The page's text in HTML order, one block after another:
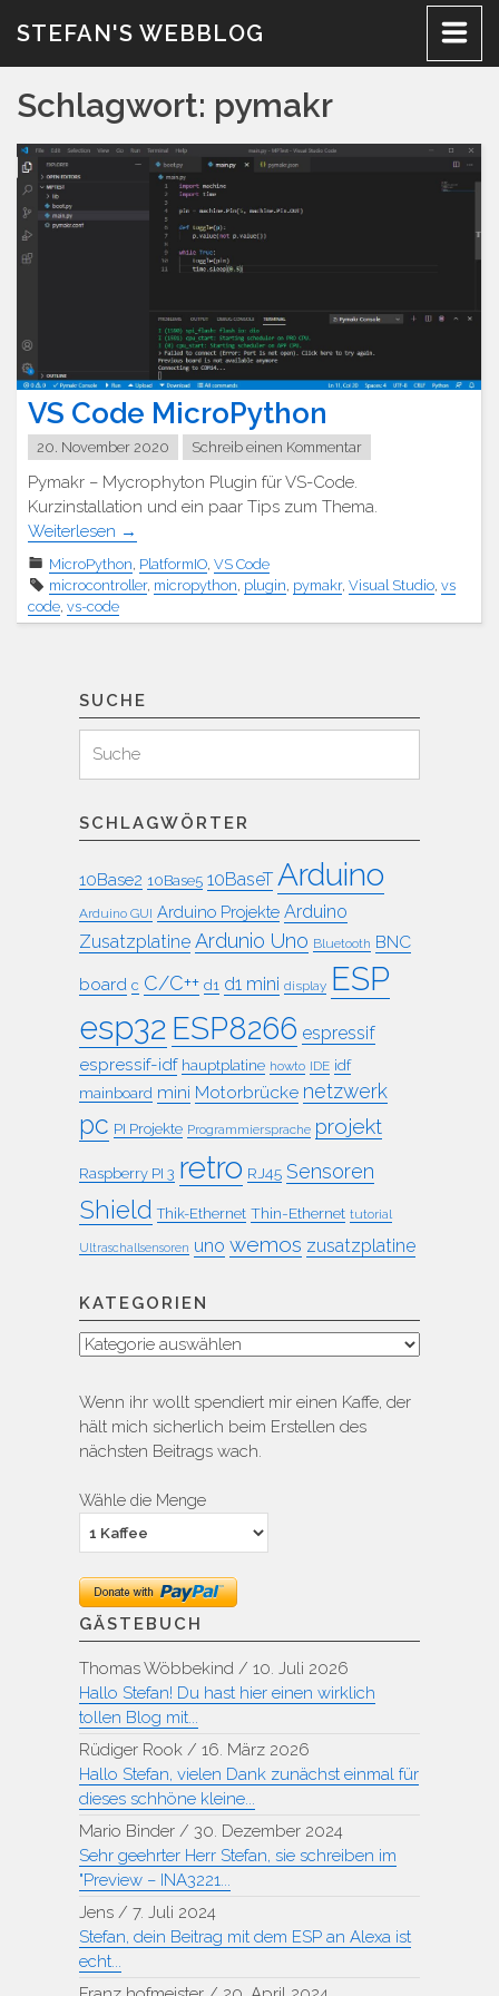
InhaltSTEFAN'S WEBBLOG
Schlagwort: pymakr
VS Code MicroPython
20. November 2020 Schreib einen Kommentar
Pymakr – Mycrophyton Plugin für VS-Code.
Kurzinstallation und ein paar Tips zum Thema.
Weiterlesen →
MicroPython PlatformIO VS Code
microcontroller, micropython plugin pymakr, Visual Studio vs
code vs-code
SUCHE
für:
Suchen
SCHLAGWÖRTER
10Base2 10Base5 10BaseT Arduino
Arduino GUI Arduino Projekte Arduino
Zusatzplatine Ardunio Uno Bluetooth BNC
board c C/C++ d1 d1 mini display ESP
esp32 ESP8266 espressif
espressif-idf hauptplatine howto IDE idf
mainboard mini Motorbrücke netzwerk
pc PI Projekte Programmiersprache projekt
Raspberry PI 3 retro RJ45 Sensoren
Shield Thik-Ethernet Thin-Ethernet tutorial
Ultraschallsensoren uno wemos zusatzplatine
KATEGORIEN
Kategorien
Wenn ihr wollt spendiert mir einen Kaffe, der
hält mich sicherlich beim Erstellen des
nächsten Beitrags wach.
Wähle die Menge
GÄSTEBUCH
Thomas Wöbbekind / 10. Juli 2026
Hallo Stefan! Du hast hier einen wirklich
tollen Blog mit...
Rüdiger Rook / 16. März 2026
Hallo Stefan, vielen Dank zunächst einmal für
dieses schhöne kleine...
Mario Binder / 30. Dezember 2024
Sehr geehrter Herr Stefan, sie schreiben im
"Preview – INA3221...
Jens / 7. Juli 2024
Stefan, dein Beitrag mit dem ESP an Alexa ist
echt...